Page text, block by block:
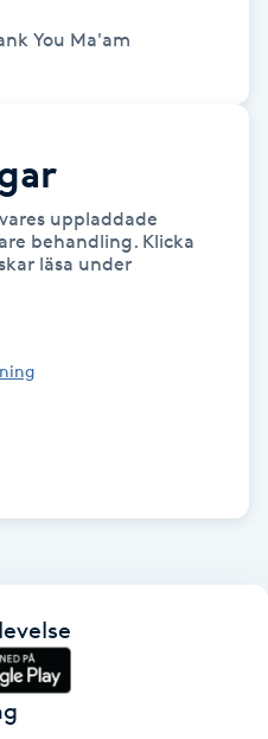
You Ma'am
uppladdade
behandling. Klicka
läsa under